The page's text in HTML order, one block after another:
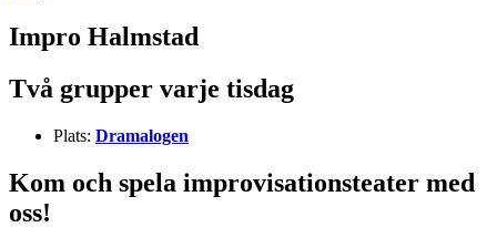
Impro Halmstad
Två grupper varje tisdag
Plats: Dramalogen
Kom och spela improvisationsteater med
oss!